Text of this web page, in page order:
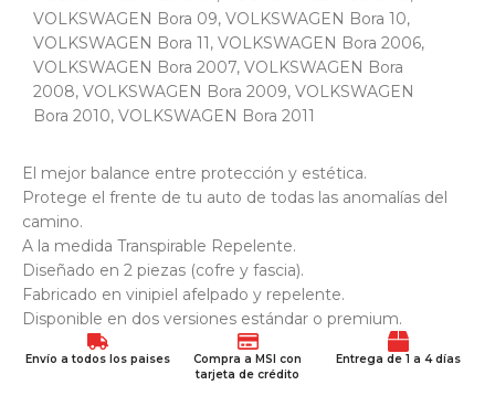
VOLKSWAGEN Bora 09, VOLKSWAGEN Bora 10,
VOLKSWAGEN Bora 11 , VOLKSWAGEN Bora 2006,
VOLKSWAGEN Bora 2007, VOLKSWAGEN Bora
2008, VOLKSWAGEN Bora 2009, VOLKSWAGEN
Bora 2010, VOLKSWAGEN Bora 2011
El mejor balance entre protección y estética.
Protege el frente de tu auto de todas las anomalías del
camino.
A la medida Transpirable Repelente.
Diseñado en 2 piezas (cofre y fascia).
Fabricado en vinipiel afelpado y repelente.
Disponible en dos versiones estándar o premium.
Envío a todos los paises
Compra a MSI con
tarjeta de crédito
Entrega de 1 a 4 días